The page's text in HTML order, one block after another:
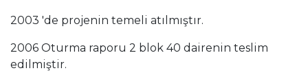
2003 'de projenin temeli atılmıştır.
2006 Oturma raporu 2 blok 40 dairenin teslim
edilmiştir.